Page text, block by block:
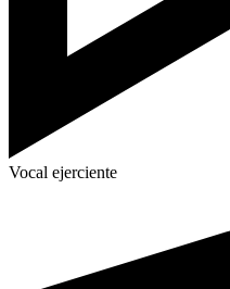
Vocal ejerciente